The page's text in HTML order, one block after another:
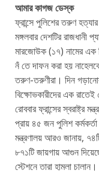
আমার কাগজ ডেস্ক
ফ্রান্সে পুলিশের তরুণ
মঙ্গলবার দেশটির রাজধানী
মারজোউক (১৭) নামের এক
নঁ তে দাফন করা হয়
তরুণ-তরুণীরা। দিন
বিক্ষোভকারীদের এক
রোববার ফ্রান্সের স্বরাষ্ট্র
প্রায় ৪৫ জন পুলিশ
মন্ত্রণালয় আরও জানায়,
৮৭১টি জায়গায় আগুন
স্টেশনে তারা হামলা চালান।